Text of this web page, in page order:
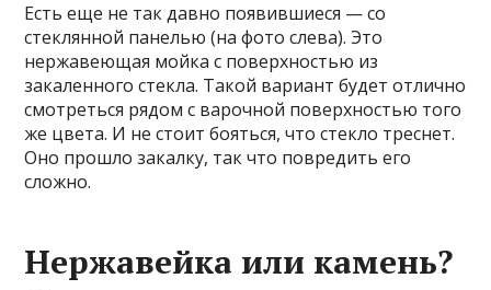
Есть еще не так давно появившиеся — со
стеклянной панелью (на фото слева). Это
нержавеющая мойка с поверхностью из
закаленного стекла. Такой вариант будет отлично
смотреться рядом с варочной поверхностью того
же цвета. И не стоит бояться, что стекло треснет.
Оно прошло закалку, так что повредить его
сложно.
Нержавейка или камень?